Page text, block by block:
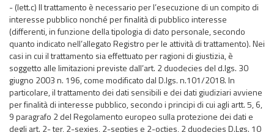
- (lett.c) Il trattamento è necessario per l’esecuzione di un compito di
interesse pubblico nonché per finalità di pubblico interesse
(differenti, in funzione della tipologia di dato personale, secondo
quanto indicato nell’allegato Registro per le attività di trattamento). Nei
casi in cui il trattamento sia effettuato per ragioni di giustizia, è
soggetto alle limitazioni previste dall’art. 2 duodecies del d.lgs. 30
giugno 2003 n. 196, come modificato dal D.lgs. n.101/2018. In
particolare, il trattamento dei dati sensibili e dei dati giudiziari avviene
per finalità di interesse pubblico, secondo i principi di cui agli artt. 5, 6,
9 paragrafo 2 del Regolamento europeo sulla protezione dei dati e
degli art. 2- ter, 2-sexies, 2-septies e 2-octies, 2 duodecies D.Lgs. 10